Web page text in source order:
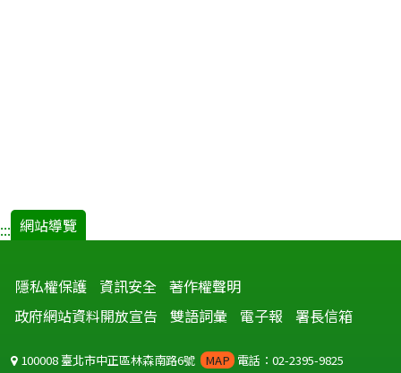
::: 網站導覽
隱私權保護 資訊安全 著作權聲明
政府網站資料開放宣告
雙語詞彙 電子報 署長信箱
100008 臺北市中正區林森南路6號 MAP 電話：02-2395-9825